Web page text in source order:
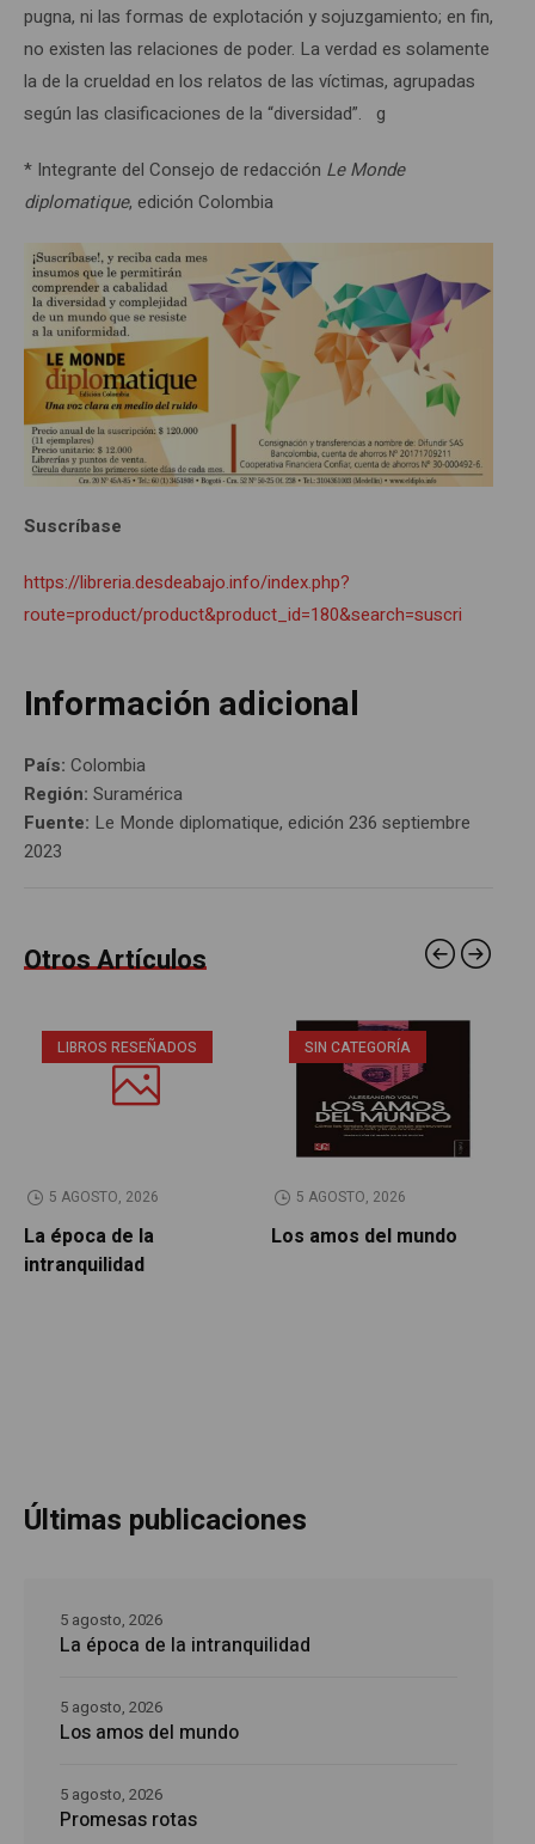
pugna, ni las formas de explotación y sojuzgamiento; en fin,
no existen las relaciones de poder. La verdad es solamente
la de la crueldad en los relatos de las víctimas, agrupadas
según las clasificaciones de la “diversidad”. g
* Integrante del Consejo de redacción Le Monde
diplomatique, edición Colombia
Suscríbase
https://libreria.desdeabajo.info/index.php?
route=product/product&product_id=180&search=suscri
Información adicional
País: Colombia
Región: Suramérica
Fuente: Le Monde diplomatique, edición 236 septiembre
2023
Otros Artículos
LIBROS RESEÑADOS
5 AGOSTO, 2026
La época de la
intranquilidad
SIN CATEGORÍA
5 AGOSTO, 2026
Los amos del mundo
Últimas publicaciones
La época de la intranquilidad
5 agosto, 2026
Los amos del mundo
5 agosto, 2026
Promesas rotas
5 agosto, 2026